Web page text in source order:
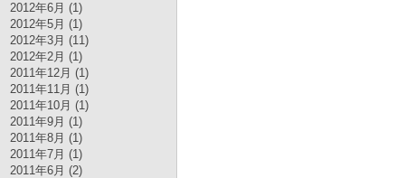
2012年6月 (1)
2012年5月 (1)
2012年3月 (11)
2012年2月 (1)
2011年12月 (1)
2011年11月 (1)
2011年10月 (1)
2011年9月 (1)
2011年8月 (1)
2011年7月 (1)
2011年6月 (2)